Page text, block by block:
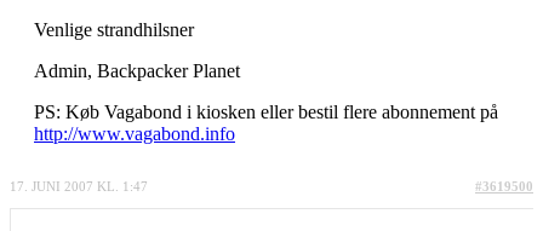
Venlige strandhilsner
Admin, Backpacker Planet
PS: Køb Vagabond i kiosken eller bestil flere abonnement på
http://www.vagabond.info
17. JUNI 2007 KL. 1:47 #3619500